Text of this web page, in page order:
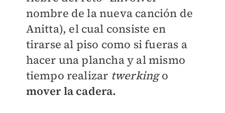
nombre de la nueva canción de
Anitta), el cual consiste en
tirarse al piso como si fueras a
hacer una plancha y al mismo
tiempo realizar twerkingo
mover la cadera.